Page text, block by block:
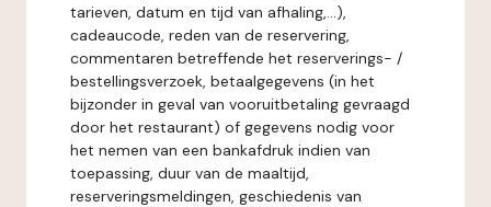
tarieven, datum en tijd van afhaling,...),
cadeaucode, reden van de reservering,
commentaren betreffende het reserverings- /
bestellingsverzoek, betaalgegevens (in het
bijzonder in geval van vooruitbetaling gevraagd
door het restaurant) of gegevens nodig voor
het nemen van een bankafdruk indien van
toepassing, duur van de maaltijd,
reserveringsmeldingen, geschiedenis van